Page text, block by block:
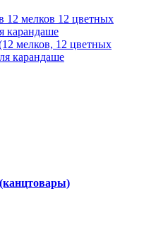
мелков, 12 цветных
карандаше